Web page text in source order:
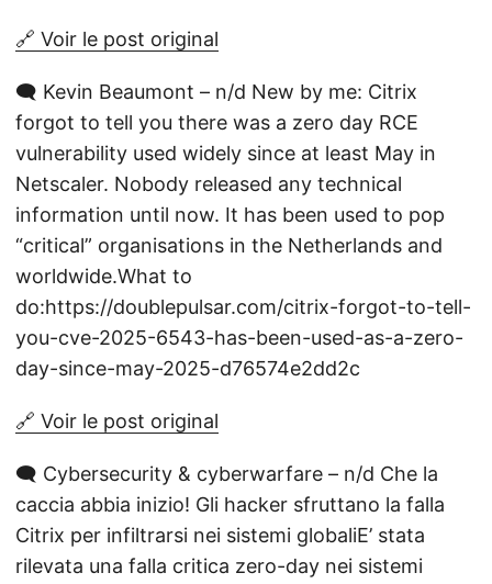
🔗 Voir le post original
🗨️ Kevin Beaumont – n/d New by me: Citrix
forgot to tell you there was a zero day RCE
vulnerability used widely since at least May in
Netscaler. Nobody released any technical
information until now. It has been used to pop
“critical” organisations in the Netherlands and
worldwide.What to
do:https://doublepulsar.com/citrix-forgot-to-tell-
you-cve-2025-6543-has-been-used-as-a-zero-
day-since-may-2025-d76574e2dd2c
🔗 Voir le post original
🗨️ Cybersecurity & cyberwarfare – n/d Che la
caccia abbia inizio! Gli hacker sfruttano la falla
Citrix per infiltrarsi nei sistemi globaliE’ stata
rilevata una falla critica zero-day nei sistemi